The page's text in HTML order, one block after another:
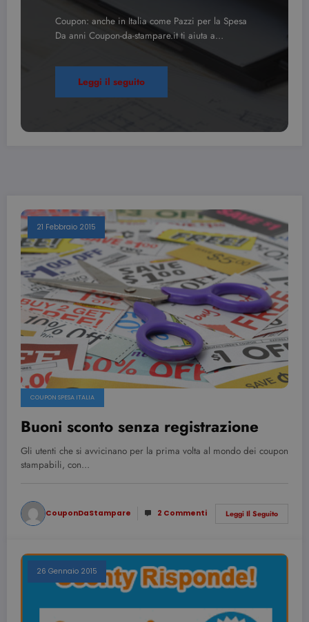
Coupon: anche in Italia come Pazzi per la Spesa
Da anni Coupon-da-stampare.it ti aiuta a…
Leggi il seguito
21 Febbraio 2015
COUPON SPESA ITALIA
Buoni sconto senza registrazione
Gli utenti che si avvicinano per la prima volta al mondo dei coupon
stampabili, con…
CouponDaStampare 2 Commenti Leggi Il Seguito
26 Gennaio 2015